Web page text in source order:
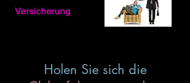
Versicherung
Holen Sie sich die